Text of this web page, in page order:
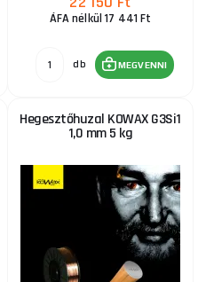
ÁFA nélkül 17 441 Ft
db MEGVENNI
Hegesztőhuzal KOWAX G3Si1
1,0 mm 5 kg